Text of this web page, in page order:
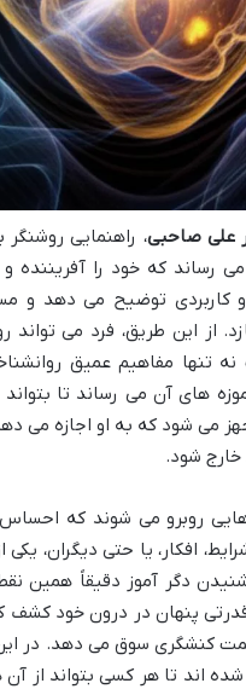
علی صاحبی، راهنمایی
رساند که خود را آفریننده و
و کاربردی توضیح می دهد و
از این طریق، فرد می
تنها مفاهیم عمیق
های آن می رساند تا
می شود که به او اجازه
خارج شود.
روبرو می شوند که احساس
افکار، یا حتی دیگران،
دگر آموز دقیقاً همین
پنهان در درون خود کشف
کنشگری سوق می دهد. در
اند تا هر کسی بتواند از آن